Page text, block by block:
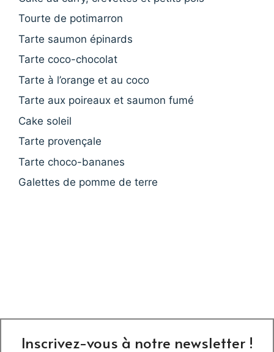
Tourte de potimarron
Tarte saumon épinards
Tarte coco-chocolat
Tarte à l’orange et au coco
Tarte aux poireaux et saumon fumé
Cake soleil
Tarte provençale
Tarte choco-bananes
Galettes de pomme de terre
Inscrivez-vous à notre newsletter !